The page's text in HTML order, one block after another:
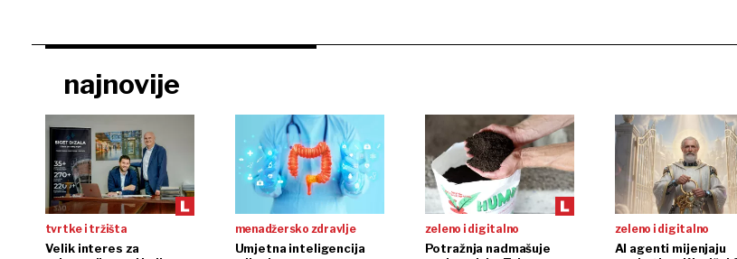
najnovije
tvrtke i tržišta
Velik interes za
menadžersko zdravlje
Umjetna inteligencija
zeleno i digitalno
Potražnja nadmašuje
zeleno i digitalno
AI agenti mijenjaju